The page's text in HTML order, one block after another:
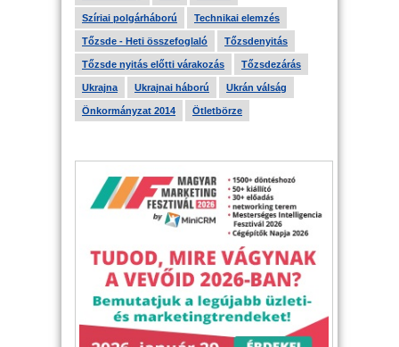
Szíriai polgárháború Technikai elemzés
Tőzsde - Heti összefoglaló Tőzsdenyitás
Tőzsde nyitás előtti várakozás Tőzsdezárás
Ukrajna Ukrajnai háború Ukrán válság
Önkormányzat 2014 Ötletbörze